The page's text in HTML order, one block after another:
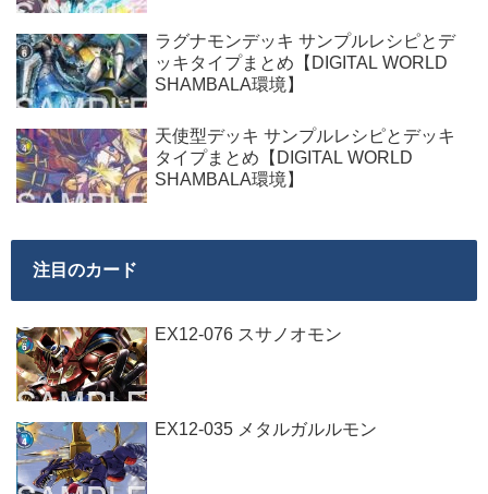
ラグナモンデッキ サンプルレシピとデ
ッキタイプまとめ【DIGITAL WORLD
SHAMBALA環境】
天使型デッキ サンプルレシピとデッキ
タイプまとめ【DIGITAL WORLD
SHAMBALA環境】
注目のカード
EX12-076 スサノオモン
EX12-035 メタルガルルモン